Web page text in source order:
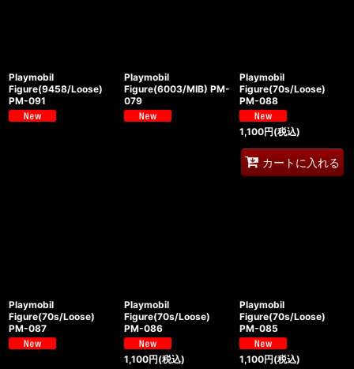
Playmobil
Figure(9458/Loose)
PM-091
Playmobil
Figure(6003/MIB) PM-
079
Playmobil
Figure(70s/Loose)
PM-088
1,100円(税込)
カートに入れる
Playmobil
Figure(70s/Loose)
PM-087
Playmobil
Figure(70s/Loose)
PM-086
1,100円(税込)
Playmobil
Figure(70s/Loose)
PM-085
1,100円(税込)